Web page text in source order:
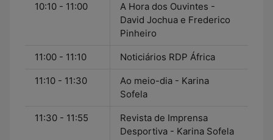
10:10 - 11:00
A Hora dos Ouvintes -
David Jochua e Frederico
Pinheiro
11:00 - 11:10 Noticiários RDP África
11:10 - 11:30
Ao meio-dia - Karina
Sofela
11:30 - 11:55
Revista de Imprensa
Desportiva - Karina Sofela